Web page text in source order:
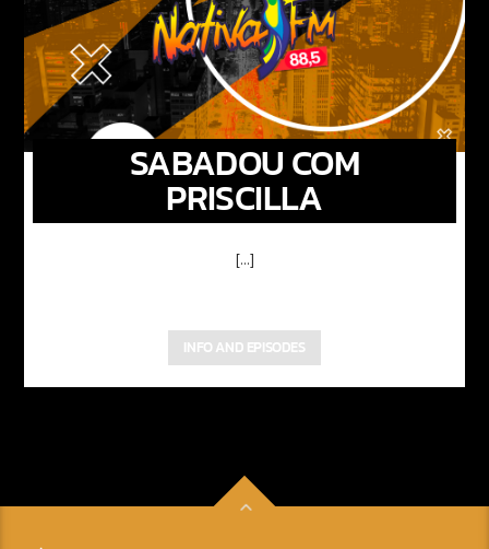
SABADOU COM
PRISCILLA
[...]
INFO AND EPISODES